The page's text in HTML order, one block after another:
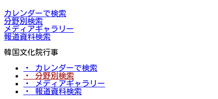
カレンダーで検索
分野別検索
メディアギャラリー
報道資料検索
韓国文化院行事
・ カレンダーで検索
・ 分野別検索
・ メディアギャラリー
・ 報道資料検索